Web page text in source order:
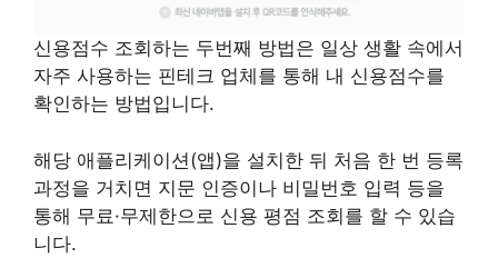
신용점수 조회하는 두번째 방법은 일상 생활 속에서
자주 사용하는 핀테크 업체를 통해 내 신용점수를
확인하는 방법입니다.
해당 애플리케이션(앱)을 설치한 뒤 처음 한 번 등록
과정을 거치면 지문 인증이나 비밀번호 입력 등을
통해 무료·무제한으로 신용 평점 조회를 할 수 있습
니다.